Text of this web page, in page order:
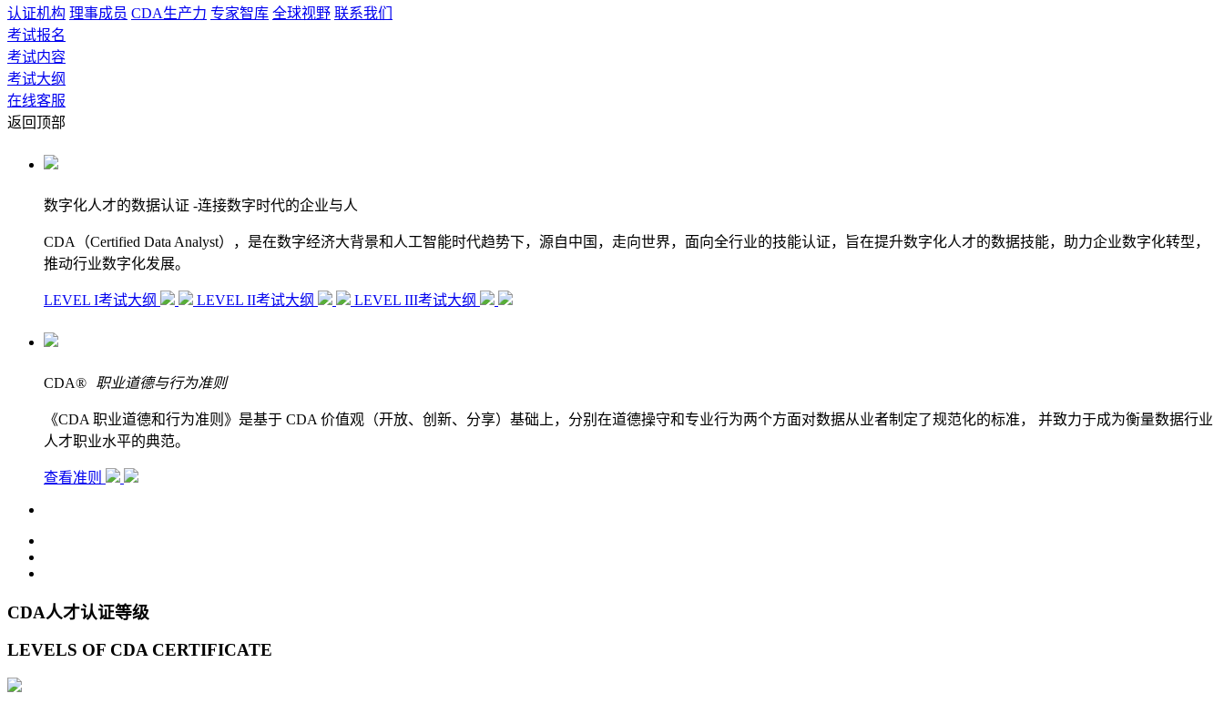
认证机构 理事成员 CDA生产力 专家智库 全球视野 联系我们
考试报名
考试内容
考试大纲
在线客服
返回顶部
数字化人才的数据认证 -连接数字时代的企业与人
CDA（Certified Data Analyst），是在数字经济大背景和人工智能时代趋势下，源自中国，走向世界，面向全行业的技能认证，旨在提升数字化人才的数据技能，助力企业数字化转型，
推动行业数字化发展。
LEVEL I考试大纲 LEVEL II考试大纲 LEVEL III考试大纲
CDA® 职业道德与行为准则
《CDA 职业道德和行为准则》是基于 CDA 价值观（开放、创新、分享）基础上，分别在道德操守和专业行为两个方面对数据从业者制定了规范化的标准， 并致力于成为衡量数据行业
人才职业水平的典范。
查看准则
CDA人才认证等级
LEVELS OF CDA CERTIFICATE